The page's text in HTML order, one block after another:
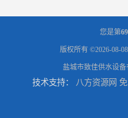
您是第
版权所有 ©2026-08-08
盐城市致佳供水设备
技术支持： 八方资源网